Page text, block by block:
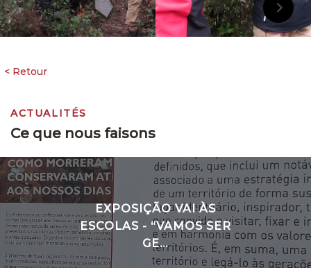
ACTUALITÉS
Ce que nous faisons
EXPOSIÇÃO VAI ÀS
ESCOLAS - “VAMOS SER
GE...